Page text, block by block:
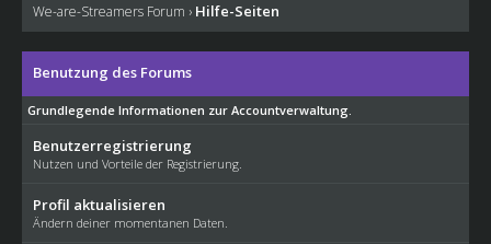
We-are-Streamers Forum › Hilfe-Seiten
Benutzung des Forums
Grundlegende Informationen zur Accountverwaltung.
Benutzerregistrierung
Nutzen und Vorteile der Registrierung.
Profil aktualisieren
Ändern deiner momentanen Daten.